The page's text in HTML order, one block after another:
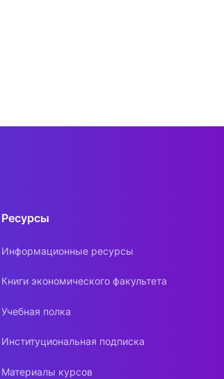
Ресурсы
Информационные ресурсы
Книги экономического факультета
Учебная полка
Институциональная подписка
Материалы курсов